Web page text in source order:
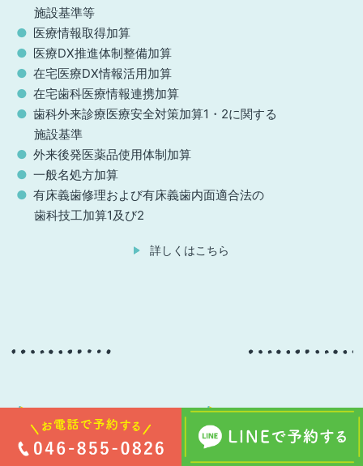
施設基準等
医療情報取得加算
医療DX推進体制整備加算
在宅医療DX情報活用加算
在宅歯科医療情報連携加算
歯科外来診療医療安全対策加算1・2に関する
施設基準
外来後発医薬品使用体制加算
一般名処方加算
有床義歯修理および有床義歯内面適合法の
歯科技工加算1及び2
詳しくはこちら
こども好き歯医者さんブログ
アクセスガイド